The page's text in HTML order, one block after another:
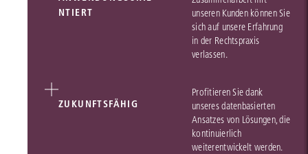
NTIERT
unseren Kunden können Sie
sich auf unsere Erfahrung
in der Rechtspraxis
verlassen.
ZUKUNFTSFÄHIG
Profitieren Sie dank
unseres datenbasierten
Ansatzes von Lösungen, die
kontinuierlich
weiterentwickelt werden.